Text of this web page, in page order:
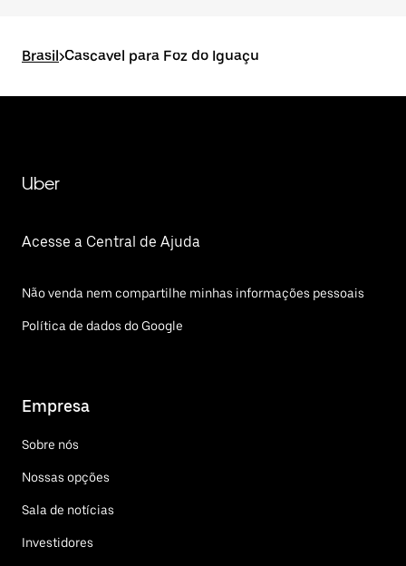
Brasil>Cascavel para Foz do Iguaçu
Uber
Acesse a Central de Ajuda
Não venda nem compartilhe minhas informações pessoais
Política de dados do Google
Empresa
Sobre nós
Nossas opções
Sala de notícias
Investidores